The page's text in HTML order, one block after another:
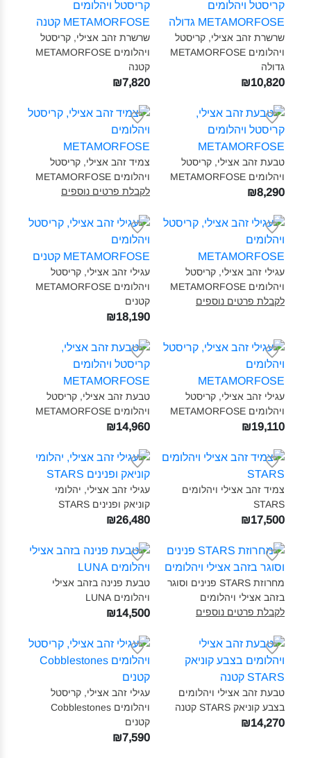
שרשרת זהב אצילי, קריסטל
ויהלומים METAMORFOSE
גדולה‎
₪10,820
שרשרת זהב אצילי, קריסטל
ויהלומים METAMORFOSE
קטנה‎
₪7,820
טבעת זהב אצילי, קריסטל
ויהלומים METAMORFOSE‎
₪8,290
צמיד זהב אצילי, קריסטל
ויהלומים METAMORFOSE‎
לקבלת פרטים נוספים
עגילי זהב אצילי, קריסטל
ויהלומים METAMORFOSE‎
לקבלת פרטים נוספים
עגילי זהב אצילי, קריסטל
ויהלומים METAMORFOSE
קטנים‎
₪18,190
עגילי זהב אצילי, קריסטל
ויהלומים METAMORFOSE‎
₪19,110
טבעת זהב אצילי, קריסטל
ויהלומים METAMORFOSE‎
₪14,960
צמיד זהב אצילי ויהלומים
STARS‎
₪17,500
עגילי זהב אצילי, יהלומי
קוניאק ופנינים STARS‎
₪26,480
מחרוזת STARS פנינים וסוגר
בזהב אצילי ויהלומים‎
לקבלת פרטים נוספים
טבעת פנינה בזהב אצילי
ויהלומים LUNA‎
₪14,500
טבעת זהב אצילי ויהלומים
בצבע קוניאק STARS קטנה‎
₪14,270
עגילי זהב אצילי, קריסטל
ויהלומים Cobblestones
קטנים‎
₪7,590